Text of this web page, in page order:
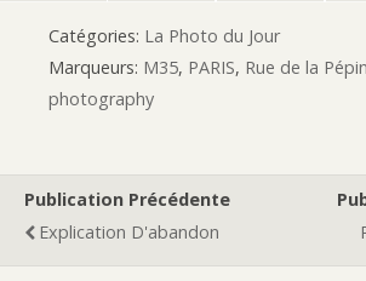
Catégories: La Photo du Jour
Marqueurs: M35, PARIS, Rue de la
photography
Publication Précédente
Explication D'abandon